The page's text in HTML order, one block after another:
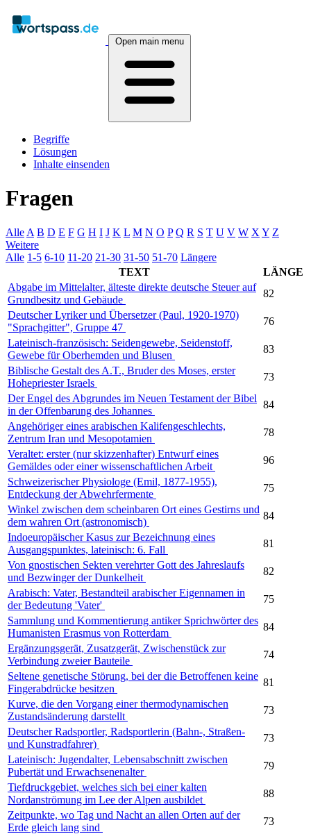
Open main menu
Begriffe
Lösungen
Inhalte einsenden
Fragen
Alle A B D E F G H I J K L M N O P Q R S T U V W X Y Z
Weitere
Alle 1-5 6-10 11-20 21-30 31-50 51-70 Längere
TEXT
LÄNGE
Abgabe im Mittelalter, älteste direkte deutsche Steuer auf
Grundbesitz und Gebäude
82
Deutscher Lyriker und Übersetzer (Paul, 1920-1970)
"Sprachgitter", Gruppe 47
76
Lateinisch-französisch: Seidengewebe, Seidenstoff,
Gewebe für Oberhemden und Blusen
83
Biblische Gestalt des A.T., Bruder des Moses, erster
Hohepriester Israels
73
Der Engel des Abgrundes im Neuen Testament der Bibel
in der Offenbarung des Johannes
84
Angehöriger eines arabischen Kalifengeschlechts,
Zentrum Iran und Mesopotamien
78
Veraltet: erster (nur skizzenhafter) Entwurf eines
Gemäldes oder einer wissenschaftlichen Arbeit
96
Schweizerischer Physiologe (Emil, 1877-1955),
Entdeckung der Abwehrfermente
75
Winkel zwischen dem scheinbaren Ort eines Gestirns und
dem wahren Ort (astronomisch)
84
Indoeuropäischer Kasus zur Bezeichnung eines
Ausgangspunktes, lateinisch: 6. Fall
81
Von gnostischen Sekten verehrter Gott des Jahreslaufs
und Bezwinger der Dunkelheit
82
Arabisch: Vater, Bestandteil arabischer Eigennamen in
der Bedeutung 'Vater'
75
Sammlung und Kommentierung antiker Sprichwörter des
Humanisten Erasmus von Rotterdam
84
Ergänzungsgerät, Zusatzgerät, Zwischenstück zur
Verbindung zweier Bauteile
74
Seltene genetische Störung, bei der die Betroffenen keine
Fingerabdrücke besitzen
81
Kurve, die den Vorgang einer thermodynamischen
Zustandsänderung darstellt
73
Deutscher Radsportler, Radsportlerin (Bahn-, Straßen-
und Kunstradfahrer)
73
Lateinisch: Jugendalter, Lebensabschnitt zwischen
Pubertät und Erwachsenenalter
79
Tiefdruckgebiet, welches sich bei einer kalten
Nordanströmung im Lee der Alpen ausbildet
88
Zeitpunkte, wo Tag und Nacht an allen Orten auf der
Erde gleich lang sind
73